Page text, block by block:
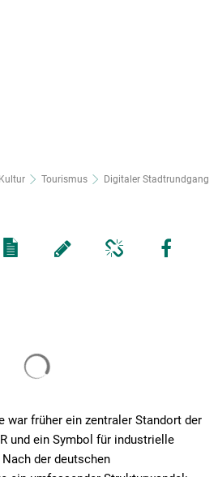
Tourismus
Digitaler Stadtrundgang
war früher ein zentraler Standort der
und ein Symbol für industrielle
der deutschen